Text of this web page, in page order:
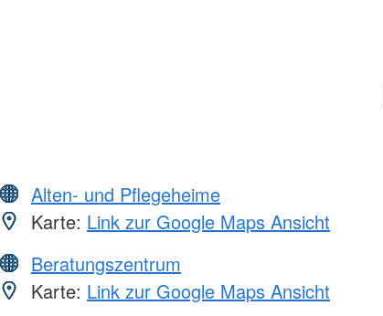
Alten- und Pflegeheime
Karte: Link zur Google Maps Ansicht
Beratungszentrum
Karte: Link zur Google Maps Ansicht